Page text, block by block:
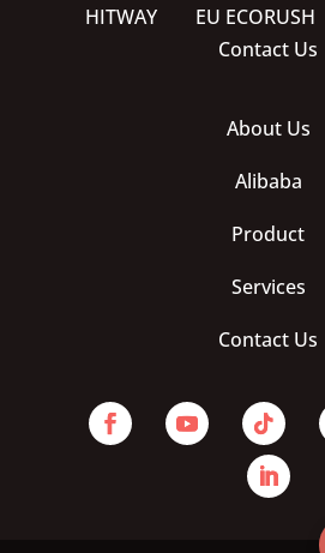
HITWAY
EU ECORUSH
Contact Us
About Us
Alibaba
Product
Services
Contact Us